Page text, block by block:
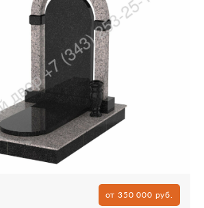
от 350 000 руб.